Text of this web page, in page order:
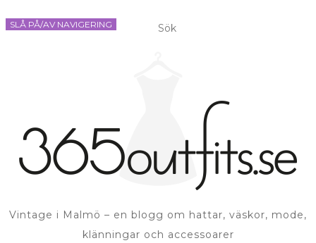
SLÅ PÅ/AV NAVIGERING
Vintage i Malmö – en blogg om hattar, väskor, mode,
klänningar och accessoarer